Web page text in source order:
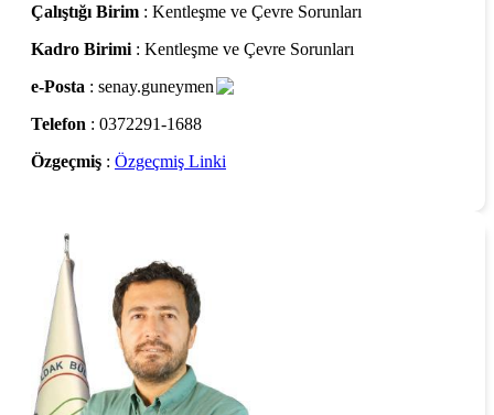
Çalıştığı Birim : Kentleşme ve Çevre Sorunları
Kadro Birimi : Kentleşme ve Çevre Sorunları
e-Posta : senay.guneymen
Telefon : 0372291-1688
Özgeçmiş : Özgeçmiş Linki